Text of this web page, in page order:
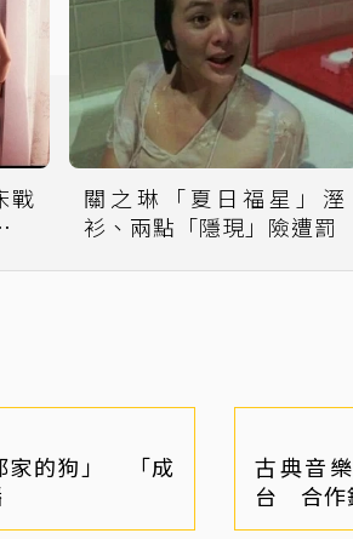
戰
關之琳「夏日福星」溼
衫、兩點「隱現」險遭罰
家的狗」 「成
古典音
台 合作